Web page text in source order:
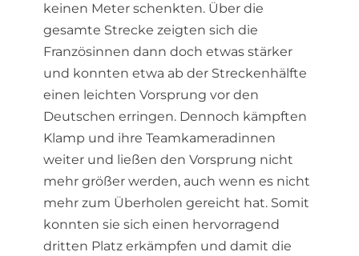
keinen Meter schenkten. Über die
gesamte Strecke zeigten sich die
Französinnen dann doch etwas stärker
und konnten etwa ab der Streckenhälfte
einen leichten Vorsprung vor den
Deutschen erringen. Dennoch kämpften
Klamp und ihre Teamkameradinnen
weiter und ließen den Vorsprung nicht
mehr größer werden, auch wenn es nicht
mehr zum Überholen gereicht hat. Somit
konnten sie sich einen hervorragend
dritten Platz erkämpfen und damit die